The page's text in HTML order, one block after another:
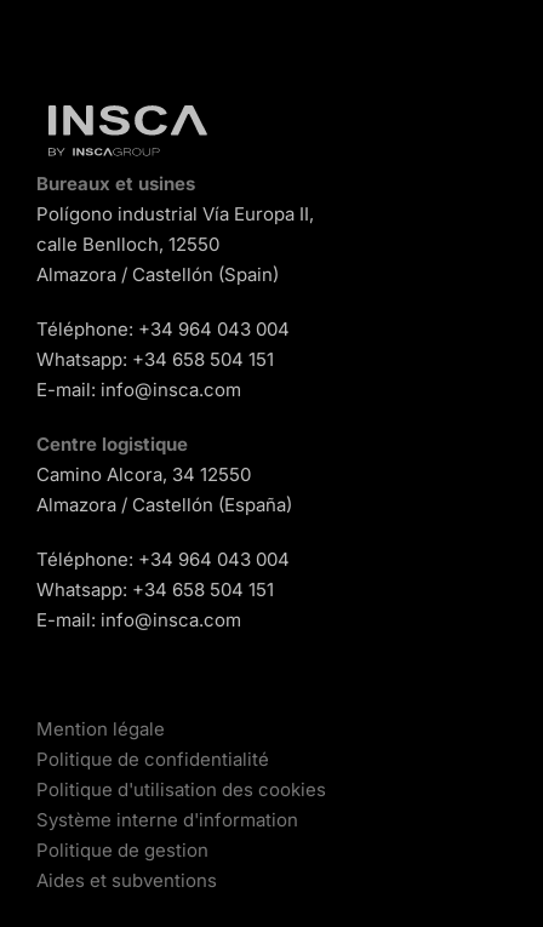
Bureaux et usines
Polígono industrial Vía Europa II,
calle Benlloch, 12550
Almazora / Castellón (Spain)
Téléphone: +34 964 043 004
Whatsapp: +34 658 504 151
E-mail: info@insca.com
Centre logistique
Camino Alcora, 34 12550
Almazora / Castellón (España)
Téléphone: +34 964 043 004
Whatsapp: +34 658 504 151
E-mail: info@insca.com
Mention légale
Politique de confidentialité
Politique d'utilisation des cookies
Système interne d'information
Politique de gestion
Aides et subventions